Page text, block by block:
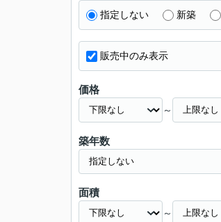
指定しない 新築
販売中のみ表示
価格
～
築年数
面積
～